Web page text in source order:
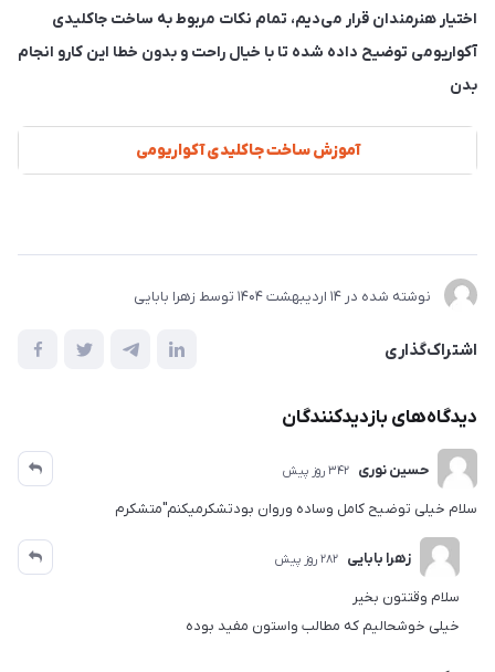
اختیار هنرمندان قرار می‌دیم، تمام نکات مربوط به ساخت جاکلیدی
آکواریومی توضیح داده شده تا با خیال راحت و بدون خطا این کارو انجام
بدن
آموزش ساخت جاکلیدی آکواریومی
نوشته شده در 14 ارديبهشت 1404 توسط زهرا بابایی
اشتراک‌گذاری
دیدگاه‌های بازدیدکنندگان
حسین نوری 342 روز پیش
سلام خیلی توضیح کامل وساده وروان بودتشکرمیکنم"متشکرم
زهرا بابایی 282 روز پیش
سلام وقتتون بخیر
خیلی خوشحالیم که مطالب واستون مفید بوده